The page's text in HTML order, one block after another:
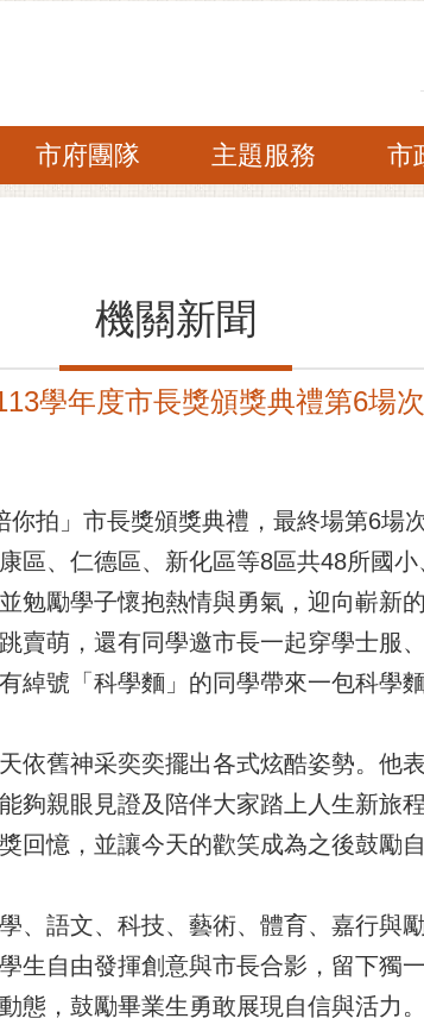
市府團隊 主題服務 市
機關新聞
學年度市長獎頒獎典禮第6場
拍」市長獎頒獎典禮，最終場第6場
區、仁德區、新化區等8區共48所國
勉勵學子懷抱熱情與勇氣，迎向嶄新
賣萌，還有同學邀市長一起穿學士服
綽號「科學麵」的同學帶來一包科學
依舊神采奕奕擺出各式炫酷姿勢。他
夠親眼見證及陪伴大家踏上人生新旅
回憶，並讓今天的歡笑成為之後鼓勵
、語文、科技、藝術、體育、嘉行與
生自由發揮創意與市長合影，留下獨
態，鼓勵畢業生勇敢展現自信與活力。